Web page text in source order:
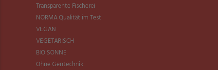
Transparente Fischerei
NORMA Qualität im Test
VEGAN
VEGETARISCH
BIO SONNE
Ohne Gentechnik